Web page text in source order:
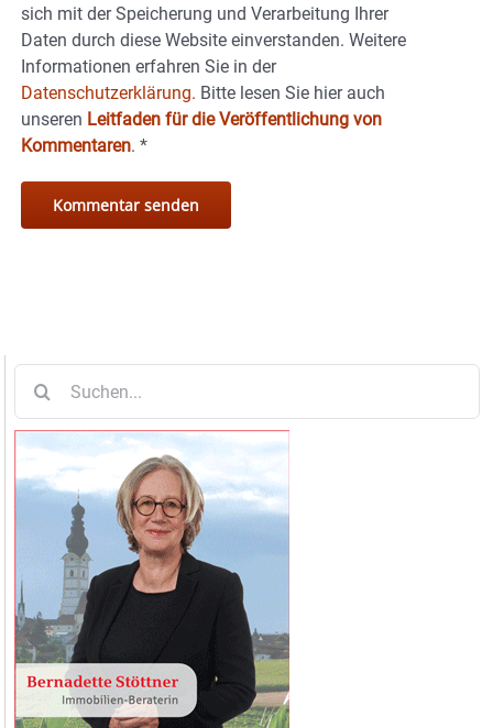
sich mit der Speicherung und Verarbeitung Ihrer
Daten durch diese Website einverstanden. Weitere
Informationen erfahren Sie in der
Datenschutzerklärung. Bitte lesen Sie hier auch
unseren Leitfaden für die Veröffentlichung von
Kommentaren. *
nach: